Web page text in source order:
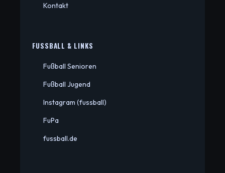
Kontakt
FUSSBALL & LINKS
Fußball Senioren
Fußball Jugend
Instagram (fussball)
FuPa
fussball.de